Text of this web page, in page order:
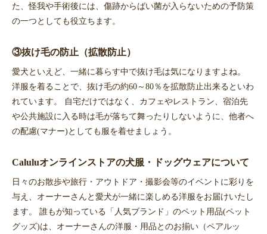
お買い物を続ける カートへ進む
た、怪我や手術後には、傷跡からばい菌が入らないための予防策
の一つとしても役立ちます。
③抜け毛の防止（拡散防止）
愛犬といえど、一緒に暮らす中で抜け毛は気になりますよね。
洋服を着ることで、抜け毛の約60～80％を拡散防止出来るといわ
れています。 自宅だけではなく、カフェやレストラン、宿泊先
や公共施設に入る時は毛が落ちて舞ったりしないように、他者へ
の配慮(マナー)としても服を着せましょう。
Caluluオンラインストアの犬服・ドッグウェアについて
日々のお散歩や旅行・アウトドア・撮影会等のイベントに彩りを
与え、オーナーさんと愛犬が一緒に楽しめる洋服をお届けいたし
ます。 誰もが知っている「人気ブランド」のペット用品(ペット
グッズ)は、オーナーさんの洋服・用品とのお揃い（ペアルッ